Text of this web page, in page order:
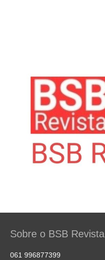
Sobre o BSB Revista
061 996877399